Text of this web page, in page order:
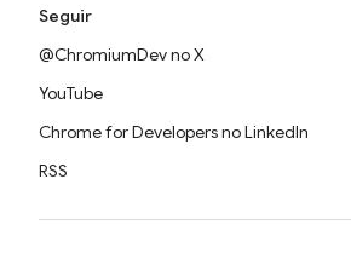
Seguir
@ChromiumDev no X
YouTube
Chrome for Developers no LinkedIn
RSS